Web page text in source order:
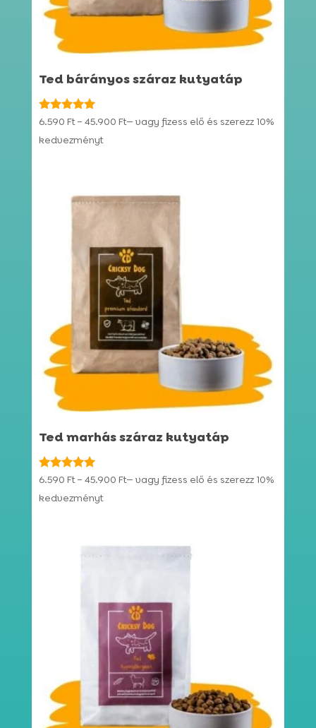
Ted bárányos száraz kutyatáp
Értékelés:
/ 5
6.590 Ft – 45.900 FtÁrtartomány:
— vagy fizess elő és szerezz 10%
kedvezményt
Ted marhás száraz kutyatáp
Értékelés:
/ 5
6.590 Ft – 45.900 FtÁrtartomány:
— vagy fizess elő és szerezz 10%
kedvezményt